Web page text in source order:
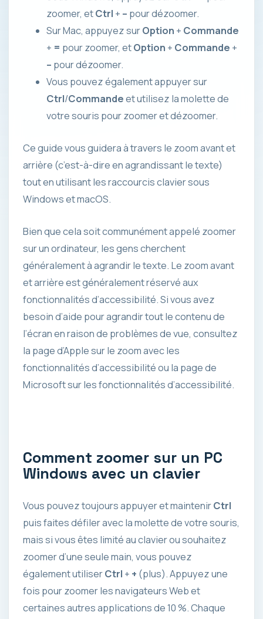
zoomer, etCtrl + – pour dézoomer.
Sur Mac, appuyez surOption + Commande
+ = pour zoomer, etOption + Commande +
– pour dézoomer.
Vous pouvez également appuyer sur
Ctrl/Commandeet utilisez la molette de
votre souris pour zoomer et dézoomer.
Ce guide vous guidera à travers le zoom avant et
arrière (c’est-à-dire en agrandissant le texte)
tout en utilisant les raccourcis clavier sous
Windows et macOS.
Bien que cela soit communément appelé zoomer
sur un ordinateur, les gens cherchent
généralement à agrandir le texte. Le zoom avant
et arrière est généralement réservé aux
fonctionnalités d’accessibilité. Si vous avez
besoin d’aide pour agrandir tout le contenu de
l’écran en raison de problèmes de vue, consultez
la page d’Apple sur le zoom avec les
fonctionnalités d’accessibilité ou la page de
Microsoft sur les fonctionnalités d’accessibilité.
Comment zoomer sur un PC
Windows avec un clavier
Vous pouvez toujours appuyer et maintenirCtrl
puis faites défiler avec la molette de votre souris,
mais si vous êtes limité au clavier ou souhaitez
zoomer d’une seule main, vous pouvez
également utiliserCtrl + + (plus). Appuyez une
fois pour zoomer les navigateurs Web et
certaines autres applications de 10 %. Chaque